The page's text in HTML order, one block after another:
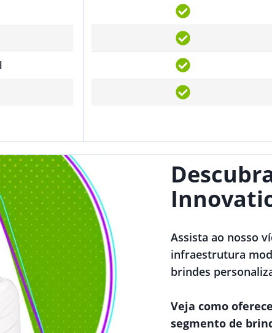
Assista ao nosso
infraestrutura
brindes
Veja como
segmento de